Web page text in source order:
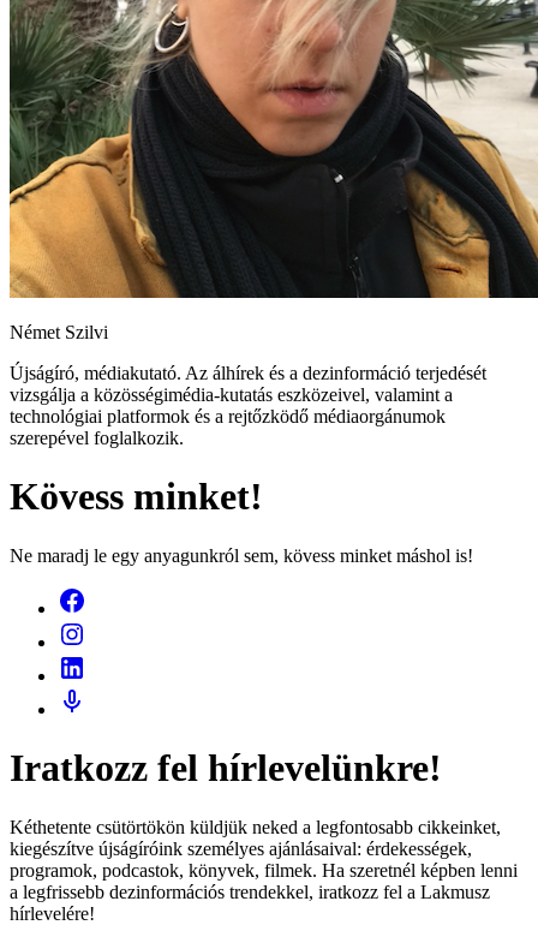
Német Szilvi
Újságíró, médiakutató. Az álhírek és a dezinformáció terjedését
vizsgálja a közösségimédia-kutatás eszközeivel, valamint a
technológiai platformok és a rejtőzködő médiaorgánumok
szerepével foglalkozik.
Kövess minket!
Ne maradj le egy anyagunkról sem, kövess minket máshol is!
Iratkozz fel hírlevelünkre!
Kéthetente csütörtökön küldjük neked a legfontosabb cikkeinket,
kiegészítve újságíróink személyes ajánlásaival: érdekességek,
programok, podcastok, könyvek, filmek. Ha szeretnél képben lenni
a legfrissebb dezinformációs trendekkel, iratkozz fel a Lakmusz
hírlevelére!